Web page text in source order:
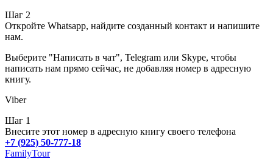
Шаг 2
Откройте Whatsapp, найдите созданный контакт и напишите
нам.
Выберите "Написать в чат", Telegram или Skype, чтобы
написать нам прямо сейчас, не добавляя номер в адресную
книгу.
Viber
Шаг 1
Внесите этот номер в адресную книгу своего телефона
+7 (925) 50-777-18
FamilyTour